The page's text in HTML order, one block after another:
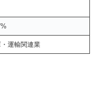
運輸関連業